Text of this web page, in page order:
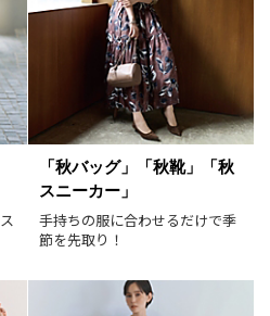
画像大
90件
人気順
価格が安い順
値下げ実施日順
レビュー高評価順
「秋バッグ」「秋靴」「秋
スニーカー」
手持ちの服に合わせるだけで季
節を先取り！